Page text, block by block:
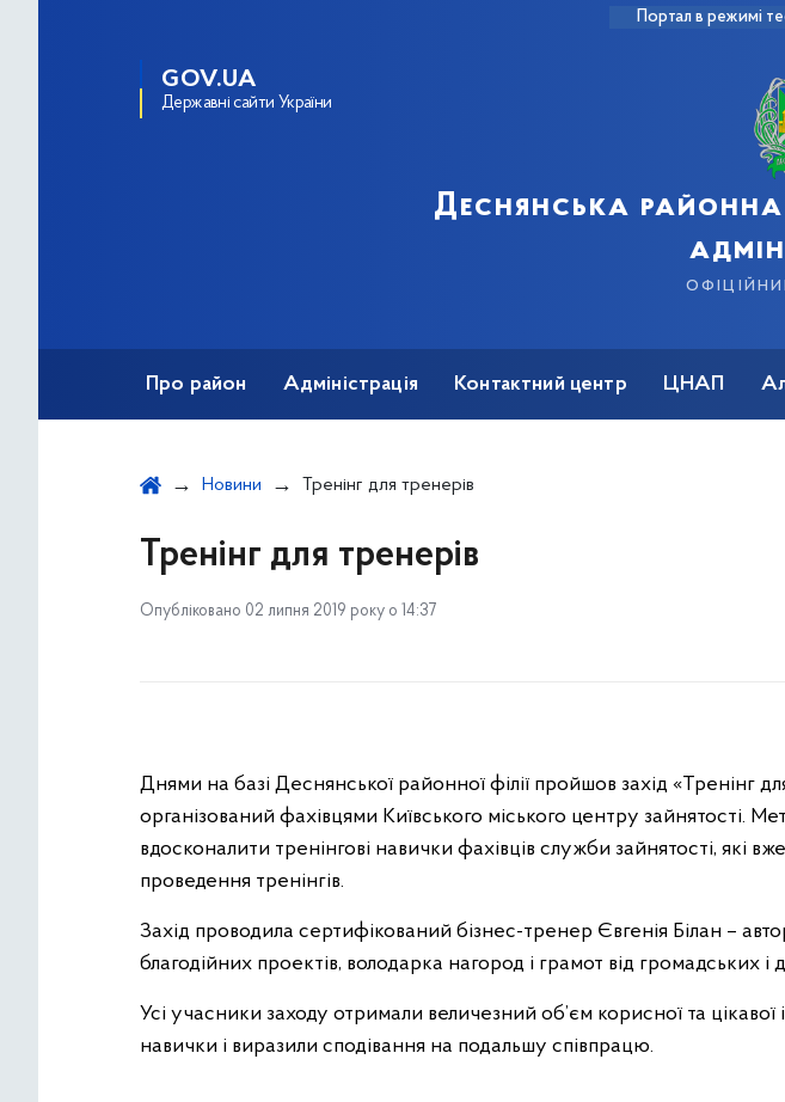
Портал в режимі
GOV.UA
Державні сайти України
Деснянська районна
Про район Адміністрація Контактний центр ЦНАП
Новини Тренінг для тренерів
Тренінг для тренерів
Опубліковано 02 липня 2019 року о 14:37
Днями на базі Деснянської районної філії пройшов захід «Тренінг
організований фахівцями Київського міського центру зайнятості.
вдосконалити тренінгові навички фахівців служби зайнятості, які
проведення тренінгів.
Захід проводила сертифікований бізнес-тренер Євгенія Білан –
благодійних проектів, володарка нагород і грамот від громадських і
Усі учасники заходу отримали величезний об’єм корисної та цікавої
навички і виразили сподівання на подальшу співпрацю.